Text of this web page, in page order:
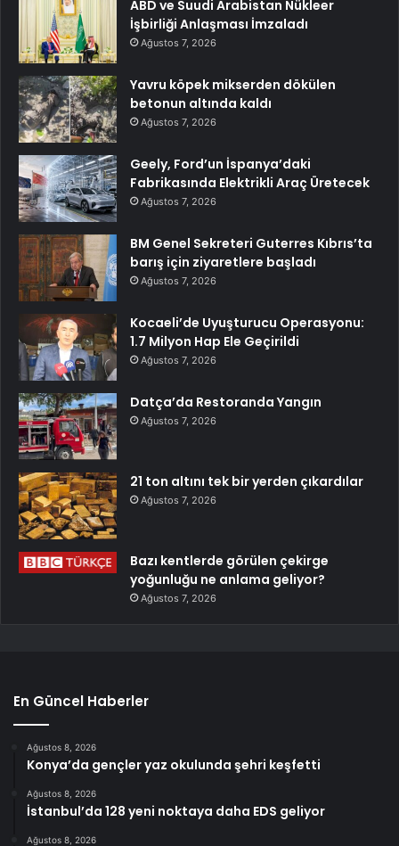
ABD ve Suudi Arabistan Nükleer
İşbirliği Anlaşması İmzaladı
Ağustos 7, 2026
Yavru köpek mikserden dökülen
betonun altında kaldı
Ağustos 7, 2026
Geely, Ford’un İspanya’daki
Fabrikasında Elektrikli Araç Üretecek
Ağustos 7, 2026
BM Genel Sekreteri Guterres Kıbrıs’ta
barış için ziyaretlere başladı
Ağustos 7, 2026
Kocaeli’de Uyuşturucu Operasyonu:
1.7 Milyon Hap Ele Geçirildi
Ağustos 7, 2026
Datça’da Restoranda Yangın
Ağustos 7, 2026
21 ton altını tek bir yerden çıkardılar
Ağustos 7, 2026
Bazı kentlerde görülen çekirge
yoğunluğu ne anlama geliyor?
Ağustos 7, 2026
En Güncel Haberler
Ağustos 8, 2026
Konya’da gençler yaz okulunda şehri keşfetti
Ağustos 8, 2026
İstanbul’da 128 yeni noktaya daha EDS geliyor
Ağustos 8, 2026